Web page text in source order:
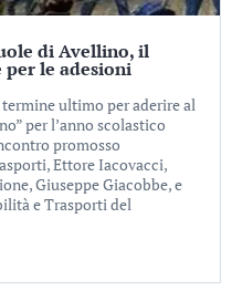
di Avellino, il
le adesioni
ultimo per aderire al
per l’anno scolastico
promosso
Ettore Iacovacci,
Giuseppe Giacobbe, e
e Trasporti del